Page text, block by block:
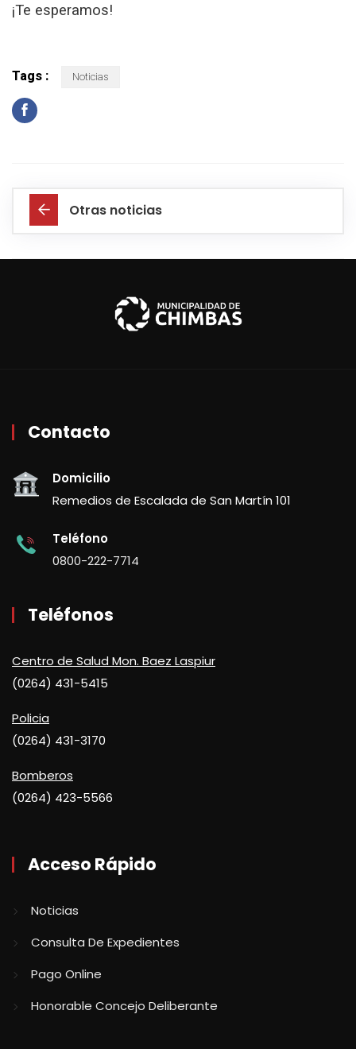
¡Te esperamos!
Tags : Noticias
Otras noticias
Contacto
Domicilio
Remedios de Escalada de San Martín 101
Teléfono
0800-222-7714
Teléfonos
Centro de Salud Mon. Baez Laspiur
(0264) 431-5415
Policia
(0264) 431-3170
Bomberos
(0264) 423-5566
Acceso Rápido
Noticias
Consulta De Expedientes
Pago Online
Honorable Concejo Deliberante